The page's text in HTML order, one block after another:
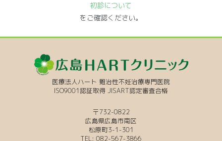
初診について
をご確認ください。
医療法人ハート 難治性不妊治療専門医院
ISO9001認証取得 JISART認定審査合格
〒732-0822
広島県広島市南区
松原町3-1-301
TEL: 082-567-3866